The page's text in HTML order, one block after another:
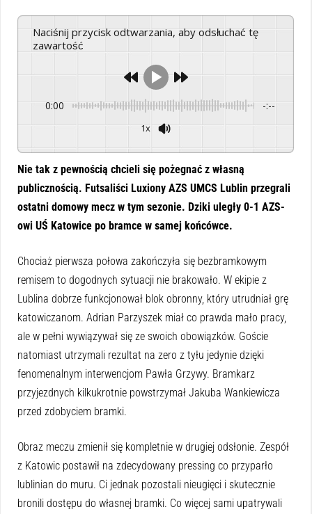
Naciśnij przycisk odtwarzania, aby odsłuchać tę
zawartość
0:00 -:--
1x
Nie tak z pewnością chcieli się pożegnać z własną
publicznością. Futsaliści Luxiony AZS UMCS Lublin przegrali
ostatni domowy mecz w tym sezonie. Dziki uległy 0-1 AZS-
owi UŚ Katowice po bramce w samej końcówce.
Chociaż pierwsza połowa zakończyła się bezbramkowym
remisem to dogodnych sytuacji nie brakowało. W ekipie z
Lublina dobrze funkcjonował blok obronny, który utrudniał grę
katowiczanom. Adrian Parzyszek miał co prawda mało pracy,
ale w pełni wywiązywał się ze swoich obowiązków. Goście
natomiast utrzymali rezultat na zero z tyłu jedynie dzięki
fenomenalnym interwencjom Pawła Grzywy. Bramkarz
przyjezdnych kilkukrotnie powstrzymał Jakuba Wankiewicza
przed zdobyciem bramki.
Obraz meczu zmienił się kompletnie w drugiej odsłonie. Zespół
z Katowic postawił na zdecydowany pressing co przyparło
lublinian do muru. Ci jednak pozostali nieugięci i skutecznie
bronili dostępu do własnej bramki. Co więcej sami upatrywali